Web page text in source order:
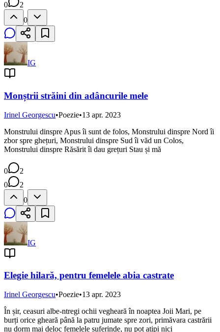
0
2
0
IG
Monștrii străini din adâncurile mele
Irinel Georgescu•Poezie•13 apr. 2023
Monstrului dinspre Apus îi sunt de folos, Monstrului dinspre Nord îi
zbor spre ghețuri, Monstrului dinspre Sud îi văd un Colos,
Monstrului dinspre Răsărit îi dau grețuri Stau și mă
0
2
0
2
0
IG
Elegie hilară, pentru femelele abia castrate
Irinel Georgescu•Poezie•13 apr. 2023
În șir, ceasuri albe-ntregi ochii vegheară în noaptea Joii Mari, pe
burți orice gheară până la patru jumate spre zori, primăvara castrării
nu dorm mai deloc femelele suferinde, nu pot ațipi nici